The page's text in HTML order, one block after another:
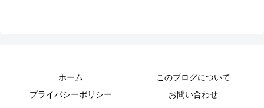
ホーム
このブログについて
プライバシーポリシー
お問い合わせ